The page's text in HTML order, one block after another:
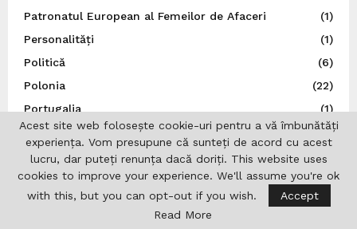
Patronatul European al Femeilor de Afaceri
(1)
Personalități
(1)
Politică
(6)
Polonia
(22)
Portugalia
(1)
Post Catolic
(1)
Post Ortodox
(3)
Preşedinţia României
(245)
Război, Ucraina
(16)
Acest site web folosește cookie-uri pentru a vă îmbunătăți
experiența. Vom presupune că sunteți de acord cu acest
lucru, dar puteți renunța dacă doriți. This website uses
cookies to improve your experience. We'll assume you're ok
with this, but you can opt-out if you wish.
Accept
Read More